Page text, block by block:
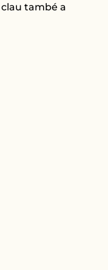
clau també a